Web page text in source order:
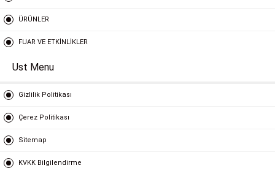
ÜRÜNLER
FUAR VE ETKİNLİKLER
Ust Menu
Gizlilik Politikası
Çerez Politikası
Sitemap
KVKK Bilgilendirme